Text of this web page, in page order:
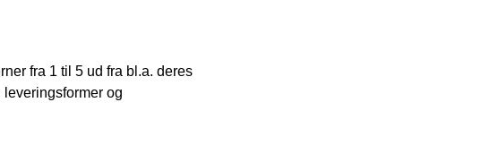
fra 1 til 5 ud fra bl.a. deres
og